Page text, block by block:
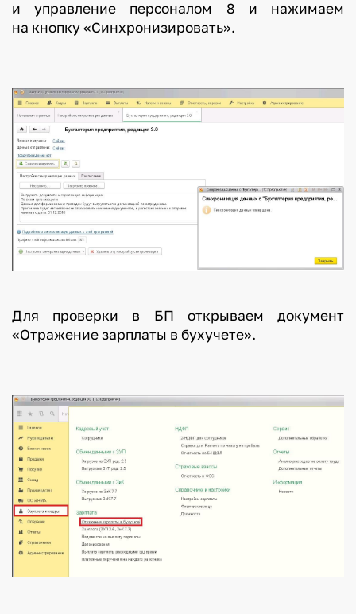
и управление персоналом 8 и нажимаем
на кнопку «Синхронизировать».
Для проверки в БП открываем документ
«Отражение зарплаты в бухучете».